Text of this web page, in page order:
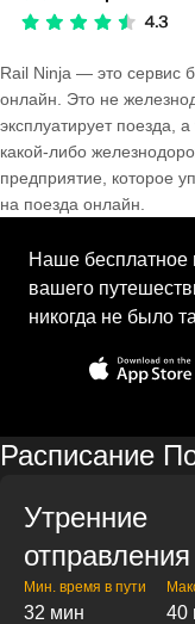
Rail Ninja — это сервис
онлайн. Это не
эксплуатирует поезда,
какой-либо
предприятие, которое
на поезда онлайн.
Наше бесплатное
вашего
никогда не было
Расписание
Утренние
отправления
Мин. время в пути
32 мин 40